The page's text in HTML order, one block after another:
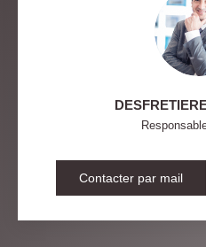
Contacter par mail